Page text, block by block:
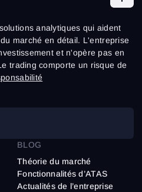
analytiques qui aident
marché en détail. L'entreprise
et n'opère pas en
trading comporte un risque de
BLOG
Théorie du marché
Fonctionnalités d’ATAS
Actualités de l’entreprise